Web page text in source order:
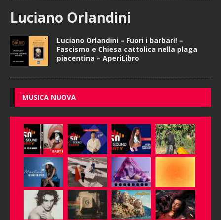
Luciano Orlandini
Luciano Orlandini – Fuori i barbari! –
Fascismo e Chiesa cattolica nella plaga
piacentina – AperiLibro
MUSICA NUOVA